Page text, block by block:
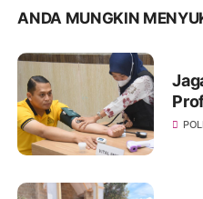
ANDA MUNGKIN